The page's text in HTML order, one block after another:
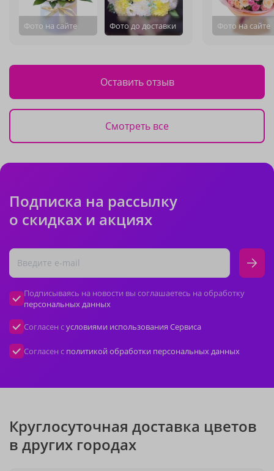
Фото на сайте Фото до доставки Фото на сайте
Оставить отзыв
Смотреть все
Подписка на рассылку
о скидках и акциях
Подписываясь на новости вы соглашаетесь на обработку
персональных данных
Согласен сусловиями использования Сервиса
Согласен с политикой обработки персональных данных
Круглосуточная доставка цветов
в других городах